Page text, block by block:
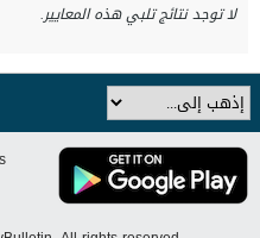
لا توجد نتائج تلبي هذه المعايير.